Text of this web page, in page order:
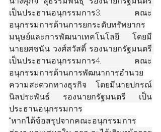
เป็นประธานอนุกรรมการ3. คณะ
อนุกรรมการด้านการยกระดับทรัพยากร
มนุษย์และการพัฒนาเทคโนโลยี โดยมี
นายยศชนัน วงศ์สวัสดิ์ รองนายกรัฐมนตรี
เป็นประธานอนุกรรมการ4. คณะ
อนุกรรมการด้านการพัฒนาการอำนวย
ความสะดวกทางธุรกิจ โดยมีนายปกรณ์
นิลประพันธ์ รองนายกรัฐมนตรี เป็น
ประธานอนุกรรมการ
“หากได้ข้อสรุปจากคณะอนุกรรมการ